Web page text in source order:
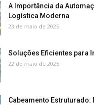
A Importância da
Logística Moderna
23 de maio de 2025
Soluções Eficientes para
22 de maio de 2025
Cabeamento